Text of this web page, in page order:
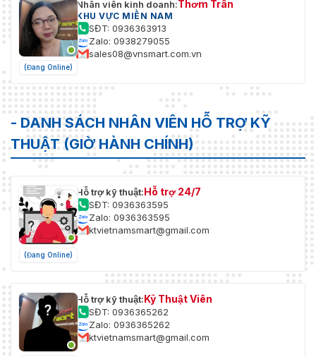
(Đang Online)
Nhân viên kinh doanh:Thơm Trần
KHU VỰC MIỀN NAM
SĐT: 0936363913
Zalo: 0938279055
sales08@vnsmart.com.vn
- DANH SÁCH NHÂN VIÊN HỖ TRỢ KỸ
THUẬT (GIỜ HÀNH CHÍNH)
(Đang Online)
Hỗ trợ kỹ thuật:Hỗ trợ 24/7
SĐT: 0936363595
Zalo: 0936363595
ktvietnamsmart@gmail.com
Hỗ trợ kỹ thuật:Kỹ Thuật Viên
SĐT: 0936365262
Zalo: 0936365262
ktvietnamsmart@gmail.com